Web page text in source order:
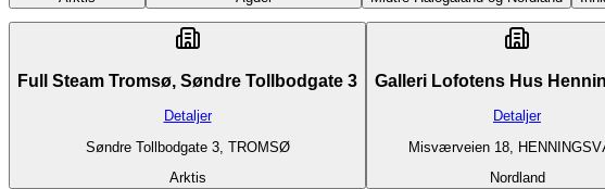
Full Steam Tromsø, Søndre Tollbodgate 3
Detaljer
Søndre Tollbodgate 3, TROMSØ
Arktis
Galleri Lofotens Hus
Detaljer
Misværveien 18,
Nordland